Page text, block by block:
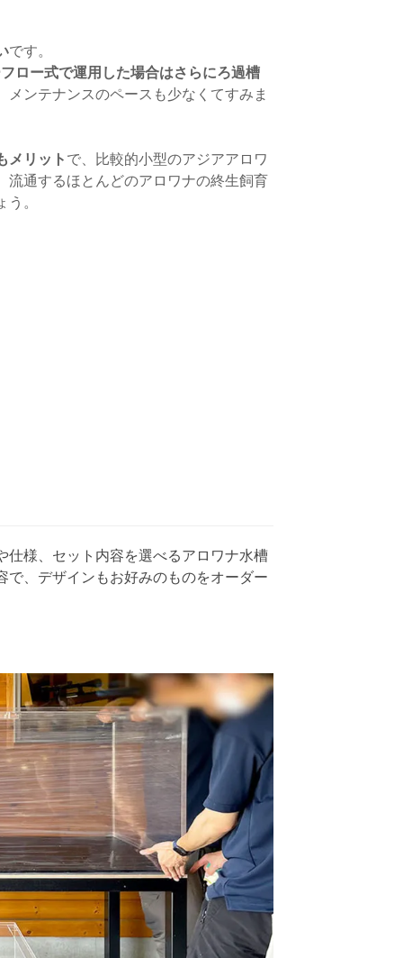
です。
ロー式で運用した場合はさらにろ過槽
ンテナンスのペースも少なくてすみま
メリット で、比較的小型のアジアアロワ
流通するほとんどのアロワナの終生飼育
う。
仕様、セット内容を選べるアロワナ水槽
、デザインもお好みのものをオーダー